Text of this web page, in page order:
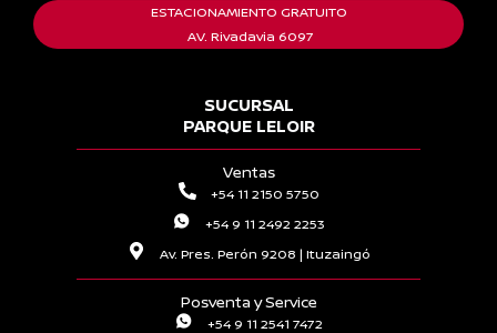
ESTACIONAMIENTO GRATUITO
AV. Rivadavia 6097
SUCURSAL
PARQUE LELOIR
Ventas
+54 11 2150 5750
+54 9 11 2492 2253
Av. Pres. Perón 9208 | Ituzaingó
Posventa y Service
+54 9 11 2541 7472